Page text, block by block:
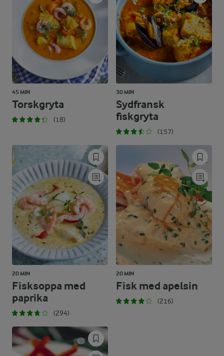
45 MIN
Torskgryta
(18)
30 MIN
Sydfransk
fiskgryta
(157)
20 MIN
Fisksoppa med
paprika
(294)
20 MIN
Fisk med apelsin
(216)